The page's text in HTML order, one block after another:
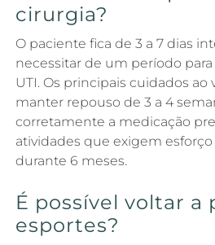
cirurgia?
O paciente fica de 3 a 7 dias
necessitar de um período
UTI. Os principais cuidados ao
manter repouso de 3 a 4
corretamente a medicação
atividades que exigem esforço
durante 6 meses.
É possível voltar a
esportes?